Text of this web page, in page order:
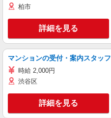
柏市
詳細を見る
マンションの受付・案内スタッフ
時給 2,000円
渋谷区
詳細を見る